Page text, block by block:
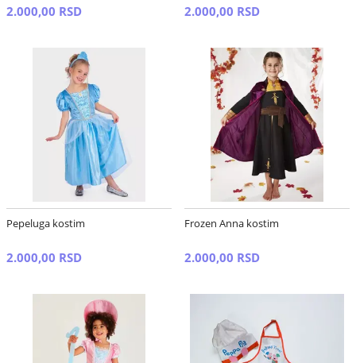
2.000,00 RSD 2.000,00 RSD
Pepeluga kostim
2.000,00 RSD
Frozen Anna kostim
2.000,00 RSD